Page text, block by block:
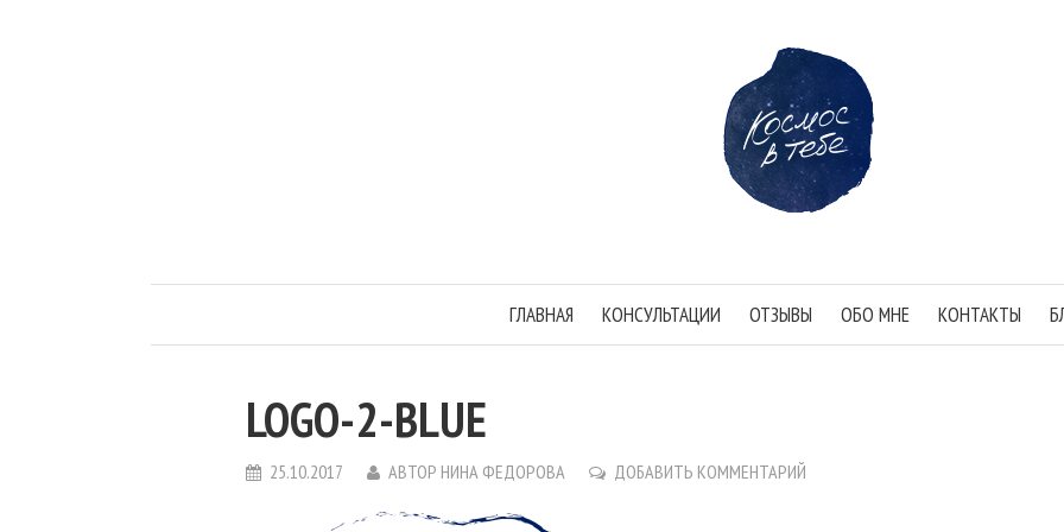
ГЛАВНАЯ КОНСУЛЬТАЦИИ ОТЗЫВЫ ОБО МНЕ КОНТАКТЫ
LOGO-2-BLUE
25.10.2017 АВТОР НИНА ФЕДОРОВА ДОБАВИТЬ КОММЕНТАРИЙ